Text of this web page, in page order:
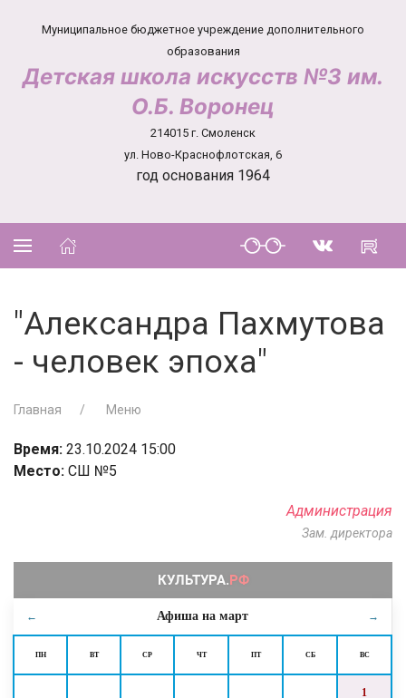
Муниципальное бюджетное учреждение дополнительного
образования
Детская школа искусств №3 им.
О.Б. Воронец
214015 г. Смоленск
ул. Ново-Краснофлотская, 6
год основания 1964
← Афиша на март →
ПН ВТ СР ЧТ ПТ СБ ВС
1
"Александра Пахмутова
- человек эпоха"
Главная Меню
Время: 23.10.2024 15:00
Место: СШ №5
Администрация
Зам. директора